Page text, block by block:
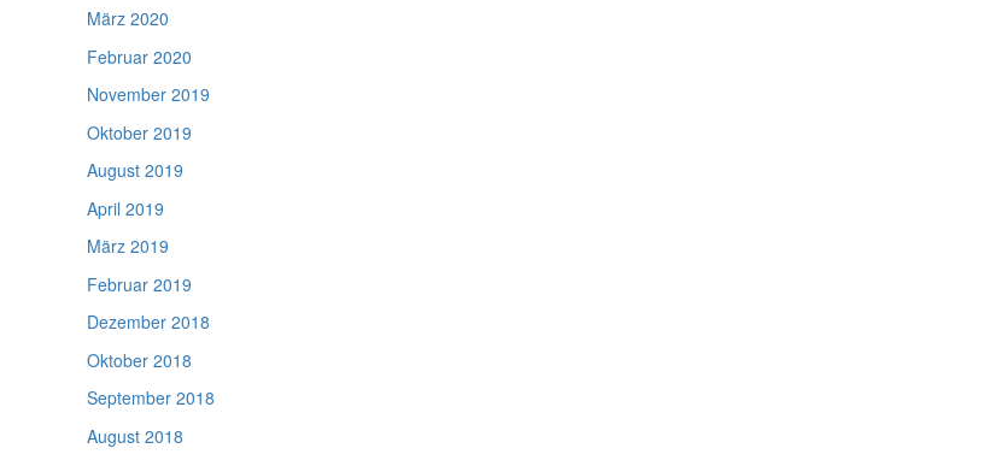
März 2020
Februar 2020
November 2019
Oktober 2019
August 2019
April 2019
März 2019
Februar 2019
Dezember 2018
Oktober 2018
September 2018
August 2018